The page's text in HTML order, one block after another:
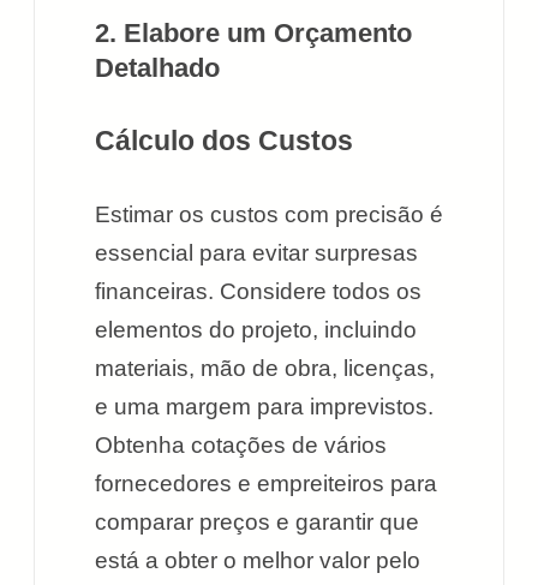
2. Elabore um Orçamento
Detalhado
Cálculo dos Custos
Estimar os custos com precisão é
essencial para evitar surpresas
financeiras. Considere todos os
elementos do projeto, incluindo
materiais, mão de obra, licenças,
e uma margem para imprevistos.
Obtenha cotações de vários
fornecedores e empreiteiros para
comparar preços e garantir que
está a obter o melhor valor pelo